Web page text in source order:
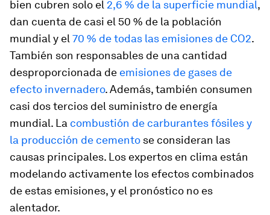
bien cubren solo el 2,6 % de la superficie mundial,
dan cuenta de casi el 50 % de la población
mundial y el70 % de todas las emisiones de CO2.
También son responsables de una cantidad
desproporcionada de emisiones de gases de
efecto invernadero. Además, también consumen
casi dos tercios del suministro de energía
mundial. La combustión de carburantes fósiles y
la producción de cemento se consideran las
causas principales. Los expertos en clima están
modelando activamente los efectos combinados
de estas emisiones, y el pronóstico no es
alentador.